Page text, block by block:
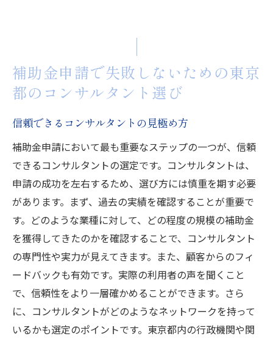
タント選定のポイント
東京都の補助金制度を熟知したコンサルタ
ントの利点
成功率を向上させるコンサルタント選びの
コツ
コンサルタントの専門知識が補助金申請に
与える影響
過去の実績から見る信頼できるコンサルタ
ントの選び方
補助金申請の成功に導くコンサルタントの
特徴
補助金活用を最大化するためのコンサルタ
ント選定方法
補助金申請で失敗しないための東京
都のコンサルタント選び
信頼できるコンサルタントの見極め方
補助金申請において最も重要なステップの一つが、信頼
できるコンサルタントの選定です。コンサルタントは、
申請の成功を左右するため、選び方には慎重を期す必要
があります。まず、過去の実績を確認することが重要で
す。どのような業種に対して、どの程度の規模の補助金
を獲得してきたのかを確認することで、コンサルタント
の専門性や実力が見えてきます。また、顧客からのフィ
ードバックも有効です。実際の利用者の声を聞くこと
で、信頼性をより一層確かめることができます。さら
に、コンサルタントがどのようなネットワークを持って
いるかも選定のポイントです。東京都内の行政機関や関